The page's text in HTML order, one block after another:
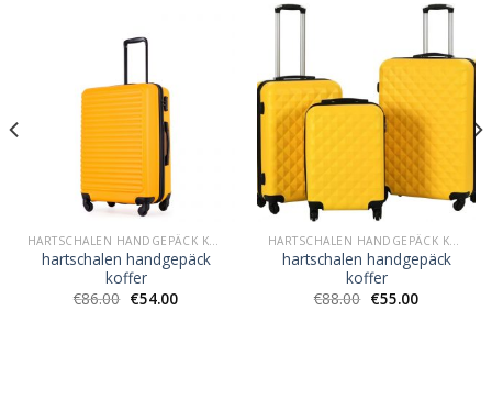
hartschalen handgepäck
koffer
€86.00 €54.00
hartschalen handgepäck
koffer
€88.00 €55.00